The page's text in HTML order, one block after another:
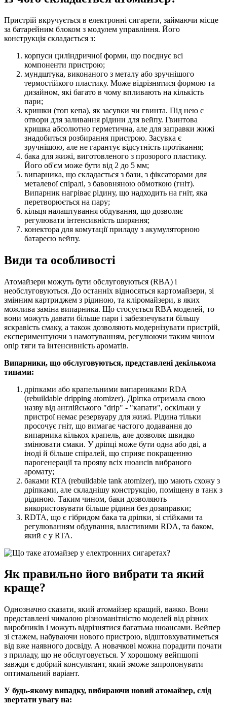
Пристрій вкручується в електронні сигарети, займаючи місце
за батарейним блоком з модулем управління. Його
конструкція складається з:
корпуси циліндричної форми, що поєднує всі
компоненти пристрою;
мундштука, виконаного з металу або зручнішого
термостійкого пластику. Може відрізнятися формою та
дизайном, які багато в чому впливають на кількість
пари;
кришки (топ кепа), як засувки чи гвинта. Під нею є
отвори для заливання рідини для вейпу. Гвинтова
кришка абсолютно герметична, але для заправки жижі
знадобиться розбирання пристрою. Засувка є
зручнішою, але не гарантує відсутність протікання;
бака для жижі, виготовленого з прозорого пластику.
Його об'єм може бути від 2 до 5 мм;
випарника, що складається з бази, з фіксаторами для
металевої спіралі, з бавовняною обмоткою (гніт).
Випарник нагріває рідину, що надходить на гніт, яка
перетворюється на пару;
кільця налаштування обдування, що дозволяє
регулювати інтенсивність ширяння;
конектора для комутації приладу з акумуляторною
батареєю вейпу.
Види та особливості
Атомайзери можуть бути обслуговуються (RBA) і
необслуговуються. До останніх відносяться картомайзери, зі
змінним картриджем з рідиною, та кліромайзери, в яких
можлива заміна випарника. Що стосується RBA моделей, то
вони можуть давати більше пари і забезпечувати більшу
яскравість смаку, а також дозволяють модернізувати пристрій,
експериментуючи з намотуванням, регулюючи таким чином
опір тяги та інтенсивність ароматів.
Випарники, що обслуговуються, представлені декількома
типами:
дріпками або крапельними випарниками RDA
(rebuildable dripping atomizer). Дріпка отримала свою
назву від англійського "drip" - "капати", оскільки у
пристрої немає резервуару для жижі. Рідина тільки
просочує гніт, що вимагає частого додавання до
випарника кількох крапель, але дозволяє швидко
змінювати смаки. У дріпці може бути одна або дві, а
іноді й більше спіралей, що сприяє покращенню
парогенерації та прояву всіх нюансів вибраного
аромату;
баками RTA (rebuildable tank atomizer), що мають схожу з
дріпками, але складнішу конструкцію, поміщену в танк з
рідиною. Таким чином, баки дозволяють
використовувати більше рідини без дозаправки;
RDTA, що є гібридом бака та дріпки, зі стійками та
регулюванням обдування, властивими RDA, та баком,
який є у RTA.
Як правильно його вибрати та який
краще?
Однозначно сказати, який атомайзер кращий, важко. Вони
представлені чималою різноманітністю моделей від різних
виробників і можуть відрізнятися багатьма нюансами. Вейпер
зі стажем, набуваючи нового пристрою, відштовхуватиметься
від вже наявного досвіду. А новачкові можна порадити почати
з приладу, що не обслуговується. У хорошому вейпшопі
завжди є добрий консультант, який зможе запропонувати
оптимальний варіант.
У будь-якому випадку, вибираючи новий атомайзер, слід
звертати увагу на: